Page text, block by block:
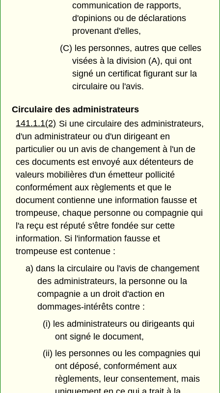
communication de rapports,
d'opinions ou de déclarations
provenant d'elles,
(C) les personnes, autres que celles
visées à la division (A), qui ont
signé un certificat figurant sur la
circulaire ou l'avis.
Circulaire des administrateurs
141.1.1(2) Si une circulaire des administrateurs,
d'un administrateur ou d'un dirigeant en
particulier ou un avis de changement à l'un de
ces documents est envoyé aux détenteurs de
valeurs mobilières d'un émetteur pollicité
conformément aux règlements et que le
document contienne une information fausse et
trompeuse, chaque personne ou compagnie qui
l'a reçu est réputé s'être fondée sur cette
information. Si l'information fausse et
trompeuse est contenue :
a) dans la circulaire ou l'avis de changement
des administrateurs, la personne ou la
compagnie a un droit d'action en
dommages-intérêts contre :
(i) les administrateurs ou dirigeants qui
ont signé le document,
(ii) les personnes ou les compagnies qui
ont déposé, conformément aux
règlements, leur consentement, mais